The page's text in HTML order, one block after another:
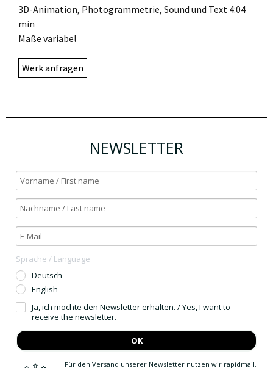
3D-Animation, Photogrammetrie, Sound und Text 4:04
min
Maße variabel
Werk anfragen
NEWSLETTER
Sprache / Language
Deutsch
English
Ja, ich möchte den Newsletter erhalten. / Yes, I want to
receive the newsletter.
OK
Für den Versand unserer Newsletter nutzen wir rapidmail.